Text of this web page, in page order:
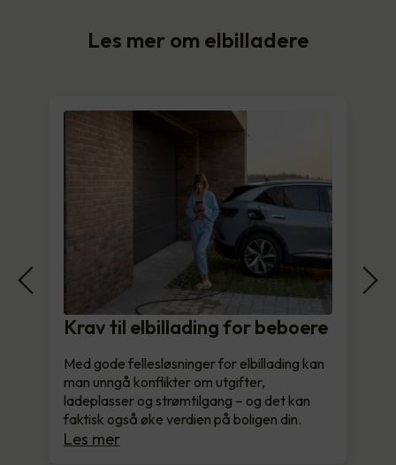
Les mer om elbilladere
Krav til elbillading for beboere
Med gode fellesløsninger for elbillading kan
man unngå konflikter om utgifter,
ladeplasser og strømtilgang – og det kan
faktisk også øke verdien på boligen din.
Les mer